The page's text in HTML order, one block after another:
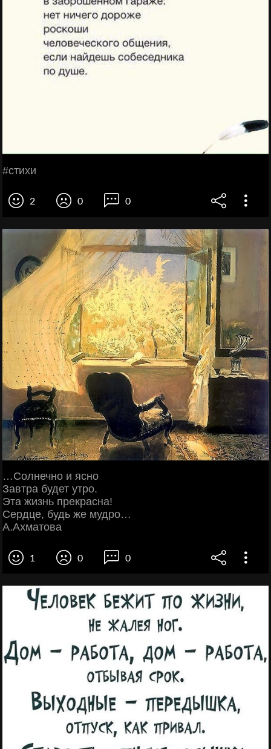
#стихи
2 0 0
…Солнечно и ясно
Завтра будет утро.
Эта жизнь прекрасна!
Сердце, будь же мудро…
А.Ахматова
1 0 0